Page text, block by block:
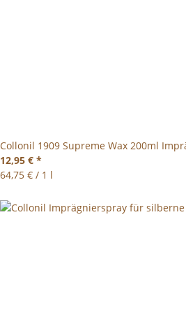
Collonil 1909 Supreme Wax 200ml
12,95 € *
64,75 € / 1 l